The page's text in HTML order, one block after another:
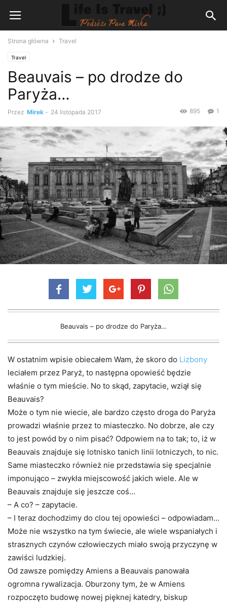
Strona główna Travel
Travel
Beauvais – po drodze do
Paryża…
Przez Mirek - 24 listopada 2017 1
895
Beauvais – po drodze do Paryża…
W ostatnim wpisie obiecałem Wam, że skoro do Lizbony
leciałem przez Paryż, to następna opowieść będzie
właśnie o tym mieście. No to skąd, zapytacie, wziął się
Beauvais?
Może o tym nie wiecie, ale bardzo często droga do Paryża
prowadzi właśnie przez to miasteczko. No dobrze, ale czy
to jest powód by o nim pisać? Odpowiem na to tak; to, iż w
Beauvais znajduje się lotnisko tanich linii lotniczych, to nic.
Same miasteczko również nie przedstawia się specjalnie
imponująco – zwykła miejscowość jakich wiele. Ale w
Beauvais znajduje się jeszcze coś…
– A co? – zapytacie.
– I teraz dochodzimy do clou tej opowieści – odpowiadam…
Może nie wszystko na tym świecie, ale wiele wspaniałych i
strasznych czynów człowieczych miało swoją przyczynę w
zawiści ludzkiej.
Od zawsze pomiędzy Amiens a Beauvais panowała
ogromna rywalizacja. Oburzony tym, że w Amiens
rozpoczęto budowę nowej pięknej katedry, biskup